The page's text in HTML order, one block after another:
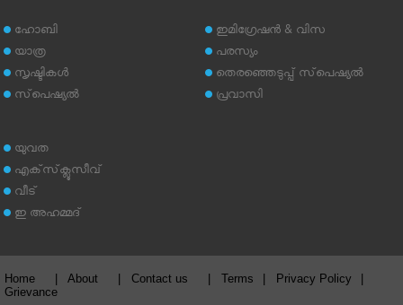
ഹോബി
യാത്ര
സൃഷ്ടികള്‍
സ്‌പെഷ്യല്‍
ഇമിഗ്രേഷന്‍ & വിസ
പരസ്യം
തെരഞ്ഞെടുപ്പ് സ്‌പെഷ്യല്‍
പ്രവാസി
യുവത
എക്‌സ്‌ക്ലൂസീവ്
വീട്
ഇ അഹമ്മദ്‌
Home About Contact us Terms Privacy Policy
Grievance